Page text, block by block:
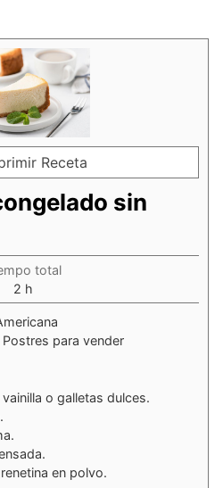
Receta
sin
total
2 horas
h
para vender
o galletas dulces.
en polvo.